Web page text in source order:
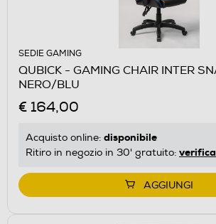
SEDIE GAMING
QUBICK - GAMING CHAIR INTER
NERO/BLU
€ 164,00
Acquisto online: disponibile
Ritiro in negozio in 30' gratuito: verifica
AGGIUNGI